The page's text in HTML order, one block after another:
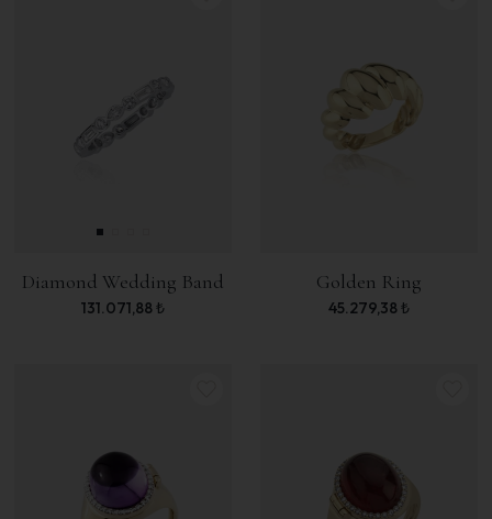
Diamond Wedding Band
131.071,88₺
Golden Ring
45.279,38₺